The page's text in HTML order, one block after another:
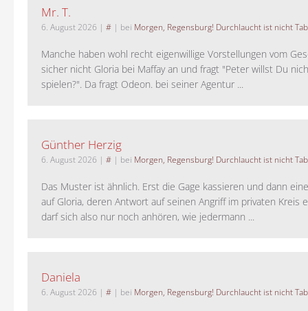
Mr. T.
6. August 2026 | # | bei Morgen, Regensburg! Durchlaucht ist nicht
Manche haben wohl recht eigenwillige Vorstellungen vom
sicher nicht Gloria bei Maffay an und fragt "Peter willst Du
spielen?". Da fragt Odeon. bei seiner Agentur ...
Günther Herzig
6. August 2026 | # | bei Morgen, Regensburg! Durchlaucht ist nicht
Das Muster ist ähnlich. Erst die Gage kassieren und dann
auf Gloria, deren Antwort auf seinen Angriff im privaten Kreis
darf sich also nur noch anhören, wie jedermann ...
Daniela
6. August 2026 | # | bei Morgen, Regensburg! Durchlaucht ist nicht